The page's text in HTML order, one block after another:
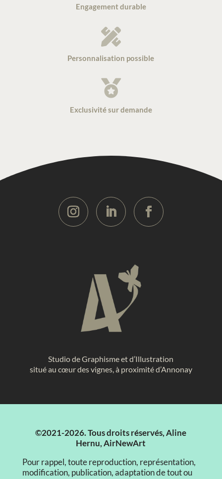
Engagement durable

Personnalisation possible

Exclusivité sur demande
Studio de Graphisme et d’Illustration
situé au cœur des vignes, à proximité d’Annonay
©2021-2026. Tous droits réservés, Aline
Hernu, AirNewArt
Pour rappel, toute reproduction, représentation,
modification, publication, adaptation de tout ou